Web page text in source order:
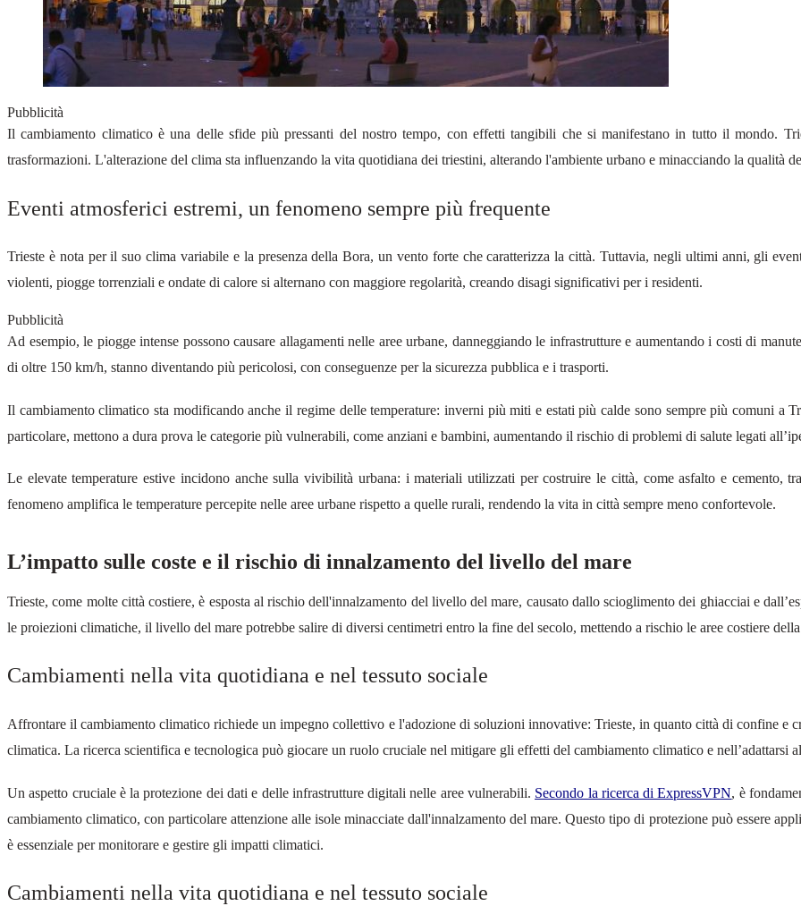
Pubblicità
Il cambiamento climatico è una delle sfide più pressanti del nostro tempo, con effetti tangibili che si manifestano in tutto il mondo.
trasformazioni. L'alterazione del clima sta influenzando la vita quotidiana dei triestini, alterando l'ambiente urbano e minacciando la qualità
Eventi atmosferici estremi, un fenomeno sempre più frequente
Trieste è nota per il suo clima variabile e la presenza della Bora, un vento forte che caratterizza la città. Tuttavia, negli ultimi anni, gli
violenti, piogge torrenziali e ondate di calore si alternano con maggiore regolarità, creando disagi significativi per i residenti.
Pubblicità
Ad esempio, le piogge intense possono causare allagamenti nelle aree urbane, danneggiando le infrastrutture e aumentando i costi di
di oltre 150 km/h, stanno diventando più pericolosi, con conseguenze per la sicurezza pubblica e i trasporti.
Il cambiamento climatico sta modificando anche il regime delle temperature: inverni più miti e estati più calde sono sempre più comuni a
particolare, mettono a dura prova le categorie più vulnerabili, come anziani e bambini, aumentando il rischio di problemi di salute legati
Le elevate temperature estive incidono anche sulla vivibilità urbana: i materiali utilizzati per costruire le città, come asfalto e cemento,
fenomeno amplifica le temperature percepite nelle aree urbane rispetto a quelle rurali, rendendo la vita in città sempre meno confortevole.
L’impatto sulle coste e il rischio di innalzamento del livello del mare
Trieste, come molte città costiere, è esposta al rischio dell'innalzamento del livello del mare, causato dallo scioglimento dei ghiacciai e
le proiezioni climatiche, il livello del mare potrebbe salire di diversi centimetri entro la fine del secolo, mettendo a rischio le aree costiere
Cambiamenti nella vita quotidiana e nel tessuto sociale
Affrontare il cambiamento climatico richiede un impegno collettivo e l'adozione di soluzioni innovative: Trieste, in quanto città di confine e
climatica. La ricerca scientifica e tecnologica può giocare un ruolo cruciale nel mitigare gli effetti del cambiamento climatico e nell’adattarsi
Un aspetto cruciale è la protezione dei dati e delle infrastrutture digitali nelle aree vulnerabili. Secondo la ricerca di ExpressVPN, è
cambiamento climatico, con particolare attenzione alle isole minacciate dall'innalzamento del mare. Questo tipo di protezione può essere
è essenziale per monitorare e gestire gli impatti climatici.
Cambiamenti nella vita quotidiana e nel tessuto sociale